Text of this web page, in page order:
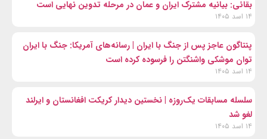
بقائی: بیانیه مشترک ایران و عمان در مرحله تدوین نهایی است
۱۴ اسد ۱۴۰۵
پنتاگون عاجز پس از جنگ با ایران | رسانه‌های آمریکا: جنگ با ایران
توان موشکی واشنگتن را فرسوده کرده است
۱۴ اسد ۱۴۰۵
سلسله مسابقات یک‌روزه | نخستین دیدار کریکت افغانستان و ایرلند
لغو شد
۱۴ اسد ۱۴۰۵